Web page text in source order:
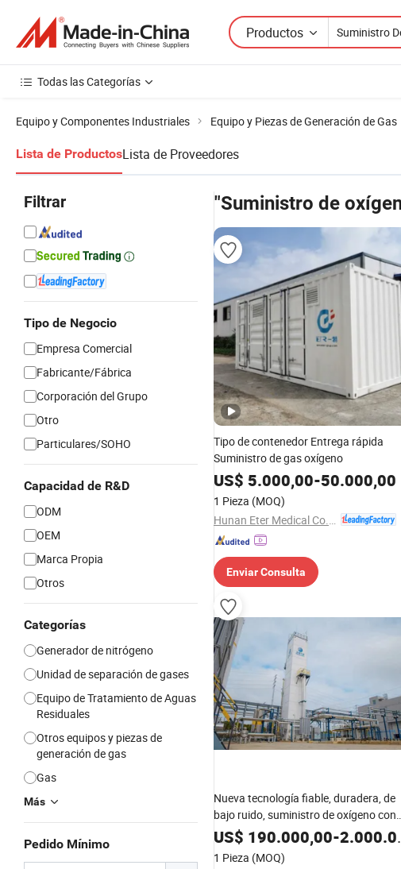
Productos
Todas las Categorías
Equipo y Componentes Industriales Equipo y Piezas de Generación de Gas
Lista de ProductosLista de Proveedores
Filtrar
Tipo de Negocio
Empresa Comercial
Fabricante/Fábrica
Corporación del Grupo
Otro
Particulares/SOHO
Capacidad de R&D
ODM
OEM
Marca Propia
Otros
Categorías
Generador de nitrógeno
Unidad de separación de gases
Equipo de Tratamiento de Aguas
Residuales
Otros equipos y piezas de
generación de gas
Gas
Más
Pedido Mínimo
"Suministro de
Tipo de contenedor Entrega rápida
Suministro de gas oxígeno
US$ 5.000,00-50.000,00
1 Pieza (MOQ)
Enviar Consulta
Nueva tecnología fiable, duradera, de
bajo ruido, suministro de oxígeno con
integración de almacenamiento
US$ 190.000,00-2.000.000,00
1 Pieza (MOQ)